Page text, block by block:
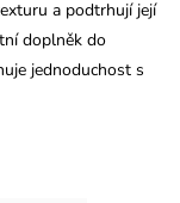
a podtrhují její
doplněk do
jednoduchost s